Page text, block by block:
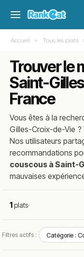
Accueil Tous les plats
Trouver le
Saint-
France
Vous êtes à la
Gilles-Croix-de-Vie ?
Nos utilisateurs
recommandations
couscous à Saint-
mauvaises
1plats·
Filtres actifs : Catégorie :